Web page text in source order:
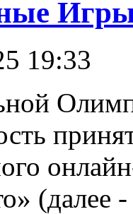
19:33